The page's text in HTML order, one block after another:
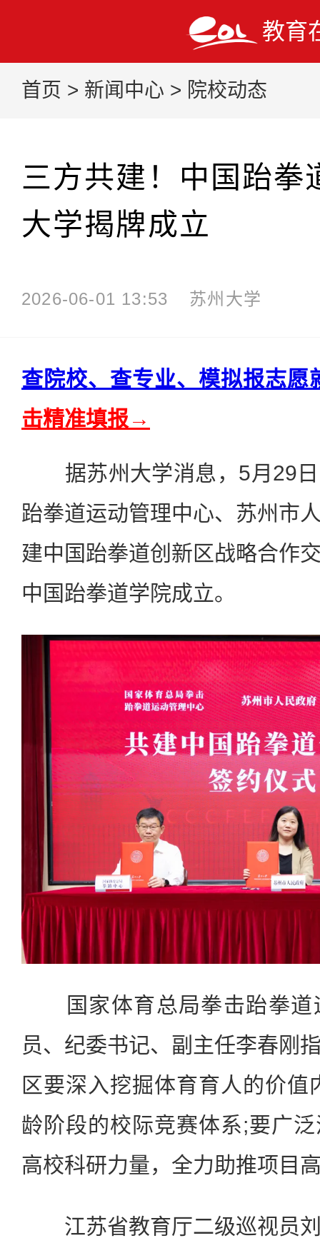
教育
首页 > 新闻中心 > 院校动态
三方共建！中国跆拳
大学揭牌成立
2026-06-01 13:53 苏州大学
查院校、查专业、模拟报志
击精准填报→
据苏州大学消息，5月29日
跆拳道运动管理中心、苏州市
建中国跆拳道创新区战略合作
中国跆拳道学院成立。
国家体育总局拳击跆拳道
员、纪委书记、副主任李春刚
区要深入挖掘体育育人的价值
龄阶段的校际竞赛体系;要广
高校科研力量，全力助推项目
江苏省教育厅二级巡视员刘